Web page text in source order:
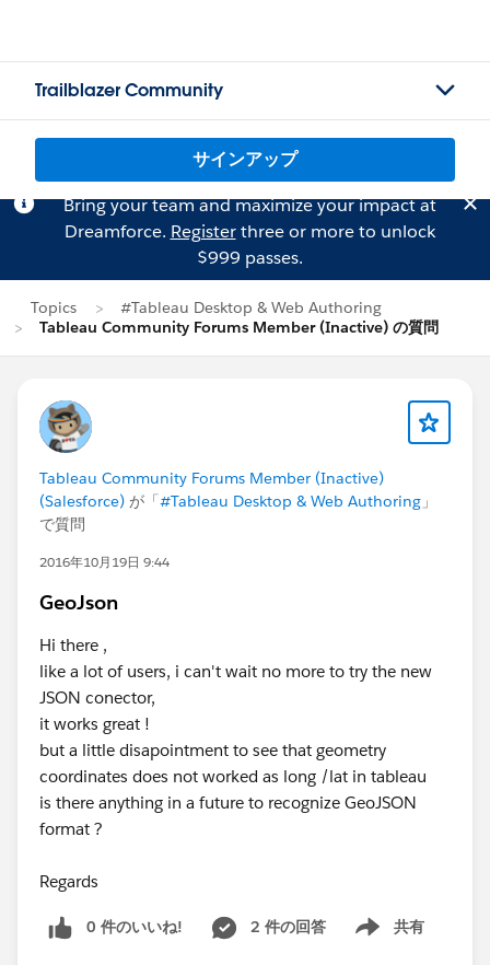
Trailblazer Community
サインアップ
Bring your team and maximize your impact at
Dreamforce. Registerthree or more to unlock
$999 passes.
Topics
#Tableau Desktop & Web Authoring
Tableau Community Forums Member (Inactive) の質問
Tableau Community Forums Member (Inactive)
(Salesforce) が「#Tableau Desktop & Web Authoring 」
で質問
2016年10月19日 9:44
GeoJson
Hi there ,
like a lot of users, i can't wait no more to try the new
JSON conector,
it works great !
but a little disapointment to see that geometry
coordinates does not worked as long /lat in tableau
is there anything in a future to recognize GeoJSON
format ?
Regards
0 件のいいね! 2 件の回答 共有
Show menu